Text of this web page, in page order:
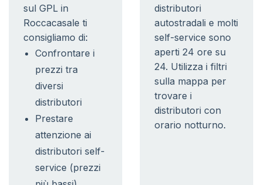
sul GPL in
Roccacasale ti
consigliamo di:
Confrontare i
prezzi tra
diversi
distributori
Prestare
attenzione ai
distributori self-
service (prezzi
distributori
autostradali e molti
self-service sono
aperti 24 ore su
24. Utilizza i filtri
sulla mappa per
trovare i
distributori con
orario notturno.